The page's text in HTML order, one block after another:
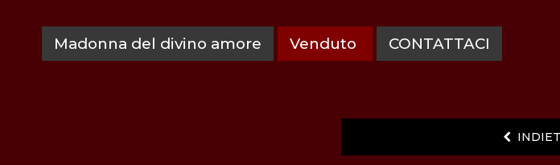
Madonna del divino amore Venduto CONTATTACI